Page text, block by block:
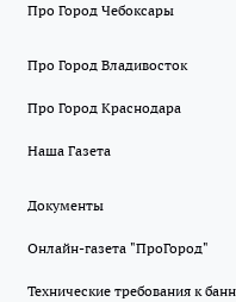
Про Город Чебоксары
Про Город Владивосток
Про Город Краснодара
Наша Газета
Документы
Онлайн-газета "ПроГород"
Технические требования к